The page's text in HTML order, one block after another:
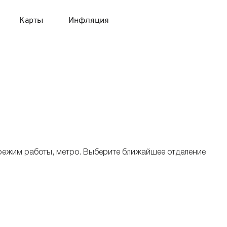
Карты
карты с моментальным решением
Инфляция
работы, метро. Выберите ближайшее отделение